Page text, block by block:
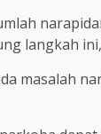
langkah
masalah